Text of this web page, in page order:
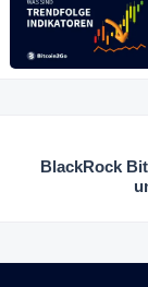
BlackRock